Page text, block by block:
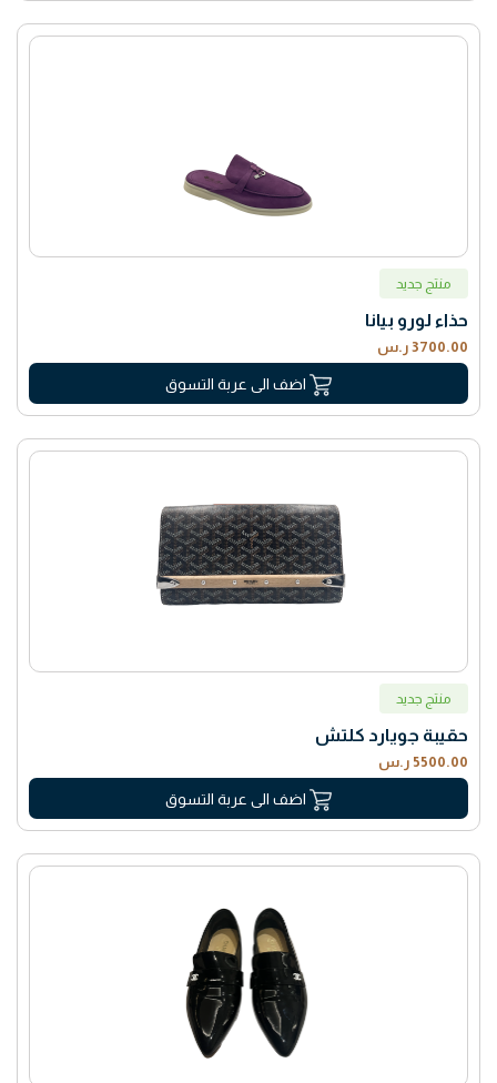
منتج جديد
حذاء لورو بيانا
3700.00 ر.س
اضف الى عربة التسوق
منتج جديد
حقيبة جويارد كلتش
5500.00 ر.س
اضف الى عربة التسوق